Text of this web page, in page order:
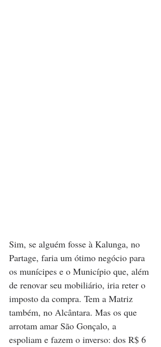
Sim, se alguém fosse à Kalunga, no
Partage, faria um ótimo negócio para
os munícipes e o Município que, além
de renovar seu mobiliário, iria reter o
imposto da compra. Tem a Matriz
também, no Alcântara. Mas os que
arrotam amar São Gonçalo, a
espoliam e fazem o inverso: dos R$ 6